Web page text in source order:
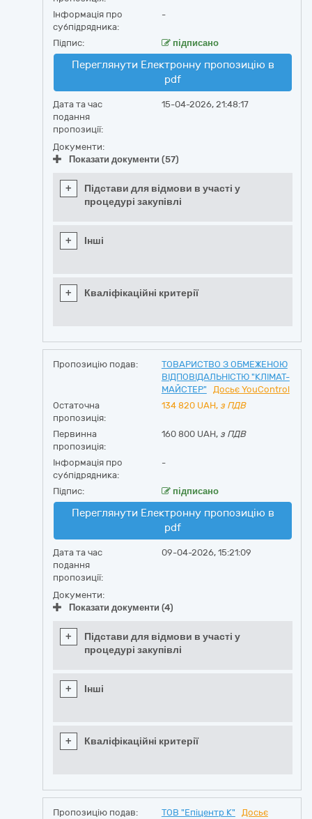
Інформація про
субпідрядника:
-
Підпис: підписано
Переглянути Електронну пропозицію в
pdf
Дата та час
подання
пропозиції:
15-04-2026, 21:48:17
Документи:
Показати документи (57)
+
Підстави для відмови в участі у
процедурі закупівлі
+ Інші
+ Кваліфікаційні критерії
Пропозицію подав:
ТОВАРИСТВО З ОБМЕЖЕНОЮ
ВІДПОВІДАЛЬНІСТЮ "КЛІМАТ-
МАЙСТЕР"
Досьє YouControl
Остаточна
пропозиція:
134 820 UAH, з ПДВ
Первинна
пропозиція:
160 800 UAH, з ПДВ
Інформація про
субпідрядника:
-
Підпис: підписано
Переглянути Електронну пропозицію в
pdf
Дата та час
подання
пропозиції:
09-04-2026, 15:21:09
Документи:
Показати документи (4)
+
Підстави для відмови в участі у
процедурі закупівлі
+ Інші
+ Кваліфікаційні критерії
Пропозицію подав: ТОВ "Епіцентр К"
Досьє